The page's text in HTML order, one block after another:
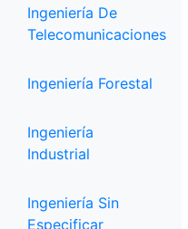
Ingeniería De
Telecomunicaciones
Ingeniería Forestal
Ingeniería
Industrial
Ingeniería Sin
Especificar